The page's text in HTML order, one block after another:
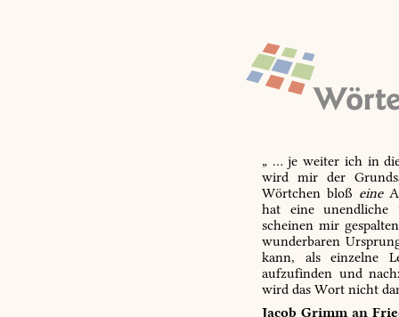
„ … je weiter ich in
wird mir der
Wörtchen bloß eine
hat eine unendliche
scheinen mir
wunderbaren
kann, als einzelne
aufzufinden und
wird das Wort nicht
Jacob Grimm an